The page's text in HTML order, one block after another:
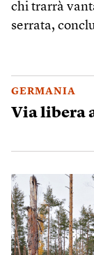
chi trarrà
serrata,
GERMANIA
Via libera